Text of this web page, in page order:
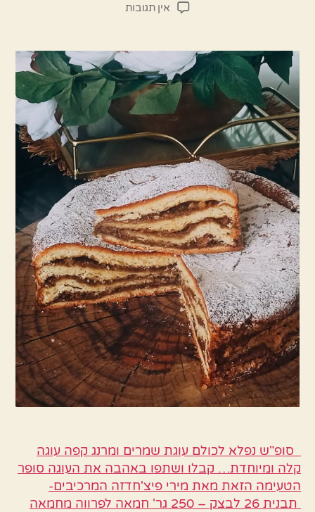
אין תגובותעל
ומרנג
קפה
עוגה
סופר
טעימה
ומיוחדת
סופ"ש נפלא לכולם עוגת שמרים ומרנג קפה עוגה
קלה ומיוחדת… קבלו ושתפו באהבה את העוגה סופר
הטעימה הזאת מאת מירי פיצ'חדזה המרכיבים-
תבנית 26 לבצק – 250 גר' חמאה לפרווה מחמאה